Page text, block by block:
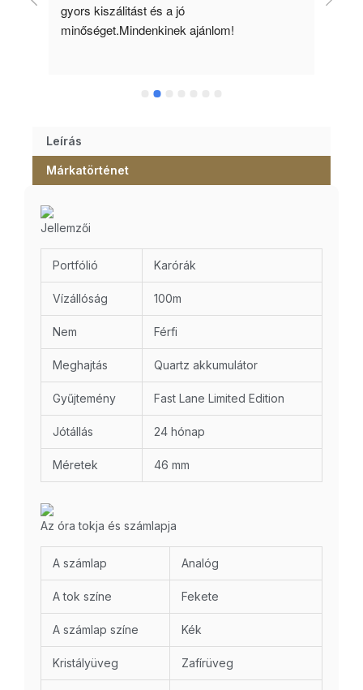
gyors kiszálitást és a jó
minőséget.Mindenkinek ajánlom!
Leírás
Márkatörténet
Jellemzői
Portfólió Karórák
Vízállóság 100m
Nem Férfi
Meghajtás Quartz akkumulátor
Gyűjtemény Fast Lane Limited Edition
Jótállás 24 hónap
Méretek 46 mm
Az óra tokja és számlapja
A számlap Analóg
A tok színe Fekete
A számlap színe Kék
Kristályüveg Zafírüveg